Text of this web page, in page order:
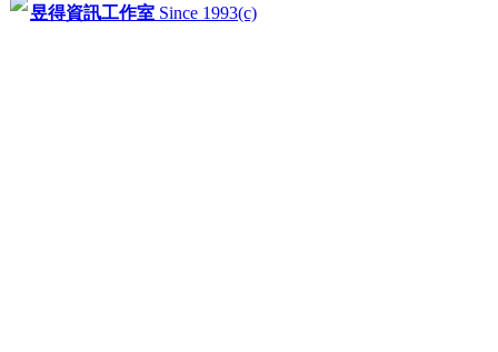
昱得資訊工作室 Since 1993(c)